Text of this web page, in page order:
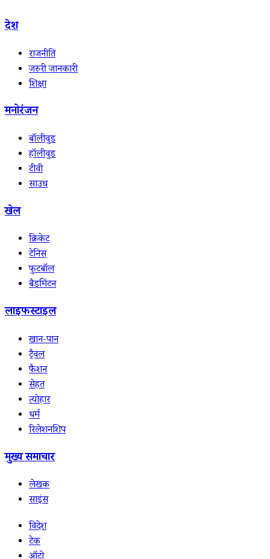
देश
राजनीति
जरुरी जानकारी
शिक्षा
मनोरंजन
बॉलीवुड
हॉलीवुड
टीवी
साउथ
खेल
क्रिकेट
टेनिस
फुटबॉल
बैडमिंटन
लाइफस्टाइल
खान-पान
ट्रैवल
फैशन
सेहत
त्योहार
धर्म
रिलेशनशिप
मुख्य समाचार
लेखक
साइंस
विदेश
टेक